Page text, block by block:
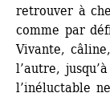
retrouver à
comme par
Vivante,
l’autre,
l’inéluctable